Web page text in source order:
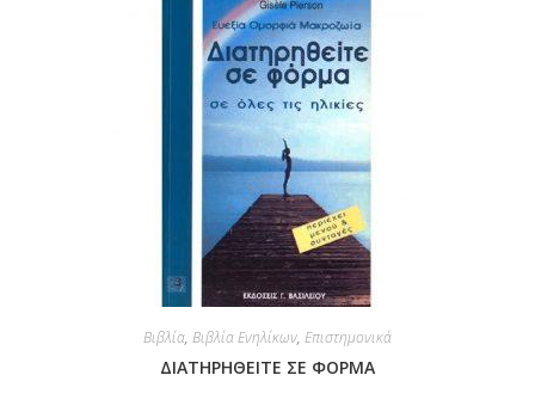
Βιβλία, Βιβλία Ενηλίκων, Επιστημονικά
ΔΙΑΤΗΡΗΘΕΙΤΕ ΣΕ ΦΟΡΜΑ